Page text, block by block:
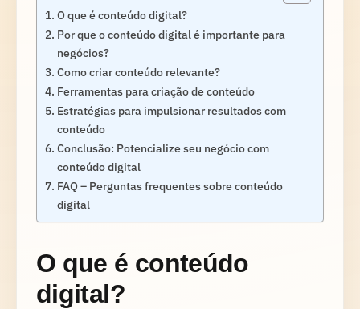
O que é conteúdo digital?
Por que o conteúdo digital é importante para
negócios?
Como criar conteúdo relevante?
Ferramentas para criação de conteúdo
Estratégias para impulsionar resultados com
conteúdo
Conclusão: Potencialize seu negócio com
conteúdo digital
FAQ – Perguntas frequentes sobre conteúdo
digital
O que é conteúdo
digital?